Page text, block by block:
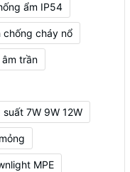
ẩm IP54
chống cháy nổ
trần
7W 9W 12W
MPE